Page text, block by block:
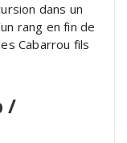
dans un
rang en fin de
Cabarrou fils
/